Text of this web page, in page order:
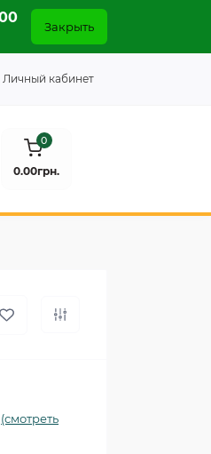
Закрыть
Личный кабинет
0
0.00грн.
(смотреть